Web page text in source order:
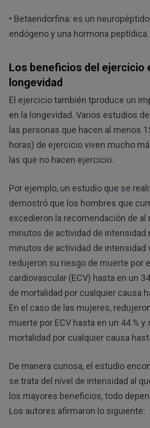
• Betaendorfina: es un
endógeno y una hormona peptídica.
Los beneficios del ejercicio
longevidad
El ejercicio también tproduce un
en la longevidad. Varios estudios
las personas que hacen al menos
horas) de ejercicio viven mucho
las que no hacen ejercicio.
Por ejemplo, un estudio que se
demostró que los hombres que
excedieron la recomendación de al
minutos de actividad de intensidad
minutos de actividad de intensidad
redujeron su riesgo de muerte por
cardiovascular (ECV) hasta en un
de mortalidad por cualquier causa
En el caso de las mujeres,
muerte por ECV hasta en un 44 % y
mortalidad por cualquier causa
De manera curiosa, el estudio
se trata del nivel de intensidad al
los mayores beneficios, todo
Los autores afirmaron lo siguiente: